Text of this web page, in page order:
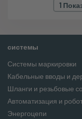
1
системы
Системы маркировки
Кабельные вводы и
Шланги и резьбовые
Автоматизация и
Энергоцепи